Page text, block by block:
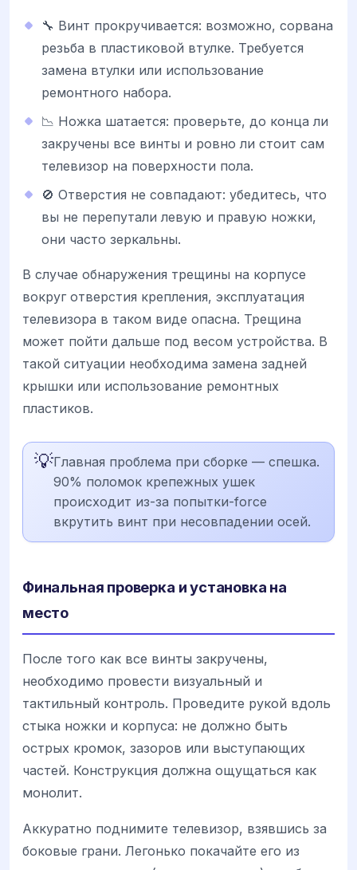
🔧 Винт прокручивается: возможно, сорвана
резьба в пластиковой втулке. Требуется
замена втулки или использование
ремонтного набора.
📉 Ножка шатается: проверьте, до конца ли
закручены все винты и ровно ли стоит сам
телевизор на поверхности пола.
🚫 Отверстия не совпадают: убедитесь, что
вы не перепутали левую и правую ножки,
они часто зеркальны.
В случае обнаружения трещины на корпусе
вокруг отверстия крепления, эксплуатация
телевизора в таком виде опасна. Трещина
может пойти дальше под весом устройства. В
такой ситуации необходима замена задней
крышки или использование ремонтных
пластиков.
💡Главная проблема при сборке — спешка.
90% поломок крепежных ушек
происходит из-за попытки-force
вкрутить винт при несовпадении осей.
Финальная проверка и установка на
место
После того как все винты закручены,
необходимо провести визуальный и
тактильный контроль. Проведите рукой вдоль
стыка ножки и корпуса: не должно быть
острых кромок, зазоров или выступающих
частей. Конструкция должна ощущаться как
монолит.
Аккуратно поднимите телевизор, взявшись за
боковые грани. Легонько покачайте его из